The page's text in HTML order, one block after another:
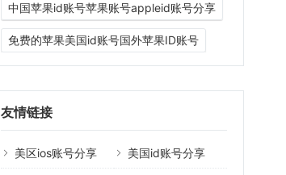
中国苹果id账号苹果账号appleid账号分享
免费的苹果美国id账号国外苹果ID账号
友情链接
美区ios账号分享 美国id账号分享